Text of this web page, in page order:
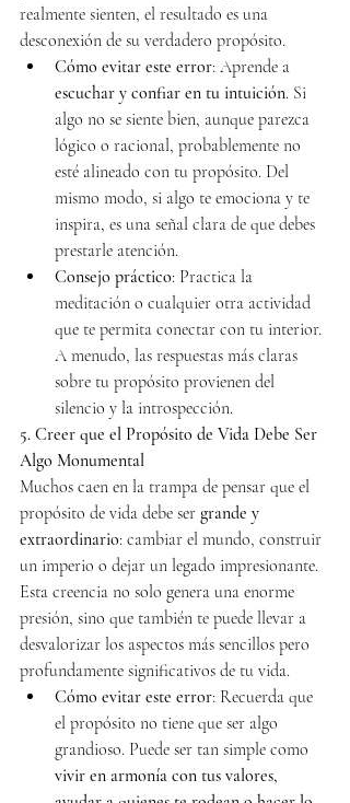
realmente sienten, el resultado es una
desconexión de su verdadero propósito.
Cómo evitar este error: Aprende a
escuchar y confiar en tu intuición. Si
algo no se siente bien, aunque parezca
lógico o racional, probablemente no
esté alineado con tu propósito. Del
mismo modo, si algo te emociona y te
inspira, es una señal clara de que debes
prestarle atención.
Consejo práctico: Practica la
meditación o cualquier otra actividad
que te permita conectar con tu interior.
A menudo, las respuestas más claras
sobre tu propósito provienen del
silencio y la introspección.
5. Creer que el Propósito de Vida Debe Ser
Algo Monumental
Muchos caen en la trampa de pensar que el
propósito de vida debe ser grande y
extraordinario: cambiar el mundo, construir
un imperio o dejar un legado impresionante.
Esta creencia no solo genera una enorme
presión, sino que también te puede llevar a
desvalorizar los aspectos más sencillos pero
profundamente significativos de tu vida.
Cómo evitar este error: Recuerda que
el propósito no tiene que ser algo
grandioso. Puede ser tan simple como
vivir en armonía con tus valores,